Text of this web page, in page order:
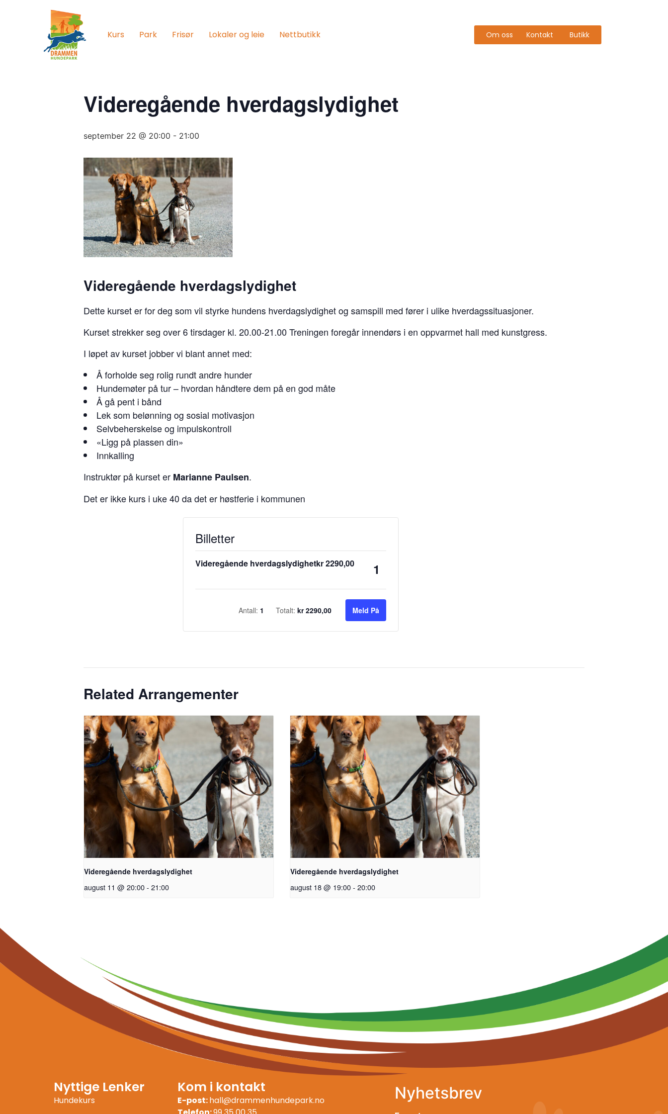
Kurs Park Frisør Lokaler og leie Nettbutikk Om oss Kontakt Butikk
Videregående hverdagslydighet
september 22 @ 20:00 - 21:00
Videregående hverdagslydighet
Dette kurset er for deg som vil styrke hundens hverdagslydighet og samspill med fører i ulike hverdagssituasjoner.
Kurset strekker seg over 6 tirsdager kl. 20.00-21.00 Treningen foregår innendørs i en oppvarmet hall med kunstgress.
I løpet av kurset jobber vi blant annet med:
Å forholde seg rolig rundt andre hunder
Hundemøter på tur – hvordan håndtere dem på en god måte
Å gå pent i bånd
Lek som belønning og sosial motivasjon
Selvbeherskelse og impulskontroll
«Ligg på plassen din»
Innkalling
Instruktør på kurset er Marianne Paulsen.
Det er ikke kurs i uke 40 da det er høstferie i kommunen
Billetter
Videregående hverdagslydighetkr2290,00
Antall
Antall: 1 Totalt: kr 2290,00 Meld På
Related Arrangementer
Videregående hverdagslydighet
august 11 @ 20:00- 21:00
Videregående hverdagslydighet
august 18 @ 19:00- 20:00
Nyttige Lenker
Hundekurs
Kom i kontakt
E-post:hall@drammenhundepark.no
Nyhetsbrev